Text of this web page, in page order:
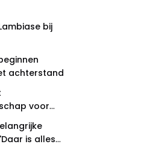
bij
achterstand
voor
is alles